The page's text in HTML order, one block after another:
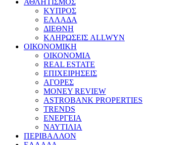
ΑΘΛΗΤΙΣΜΟΣ
ΚΥΠΡΟΣ
ΕΛΛΑΔΑ
ΔΙΕΘΝΗ
ΚΛΗΡΩΣΕΙΣ ALLWYN
ΟΙΚΟΝΟΜΙΚΗ
ΟΙΚΟΝΟΜΙΑ
REAL ESTATE
ΕΠΙΧΕΙΡΗΣΕΙΣ
ΑΓΟΡΕΣ
MONEY REVIEW
ASTROBANK PROPERTIES
TRENDS
ΕΝΕΡΓΕΙΑ
ΝΑΥΤΙΛΙΑ
ΠΕΡΙΒΑΛΛΟΝ